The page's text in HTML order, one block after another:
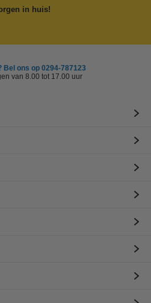
in huis!
Bel ons op 0294-787123
van 8.00 tot 17.00 uur